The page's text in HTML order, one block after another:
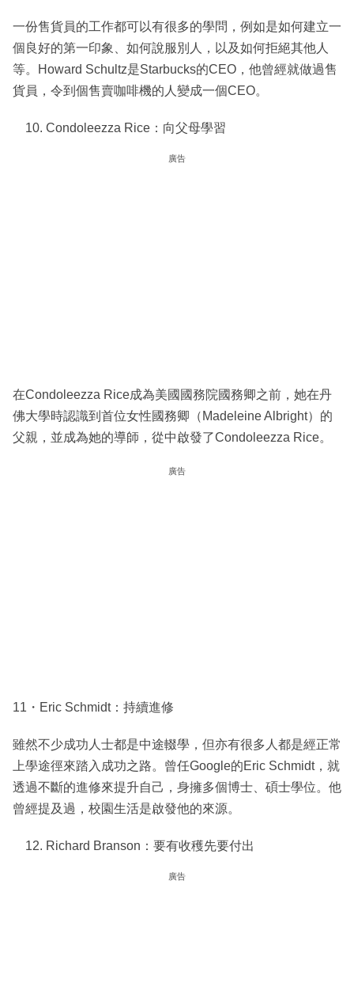
一份售貨員的工作都可以有很多的學問，例如是如何建立一
個良好的第一印象、如何說服別人，以及如何拒絕其他人
等。Howard Schultz是Starbucks的CEO，他曾經就做過售
貨員，令到個售賣咖啡機的人變成一個CEO。
Condoleezza Rice：向父母學習
廣告
在Condoleezza Rice成為美國國務院國務卿之前，她在丹
佛大學時認識到首位女性國務卿（Madeleine Albright）的
父親，並成為她的導師，從中啟發了Condoleezza Rice。
廣告
11・Eric Schmidt：持續進修
雖然不少成功人士都是中途輟學，但亦有很多人都是經正常
上學途徑來踏入成功之路。曾任Google的Eric Schmidt，就
透過不斷的進修來提升自己，身擁多個博士、碩士學位。他
曾經提及過，校園生活是啟發他的來源。
Richard Branson：要有收穫先要付出
廣告